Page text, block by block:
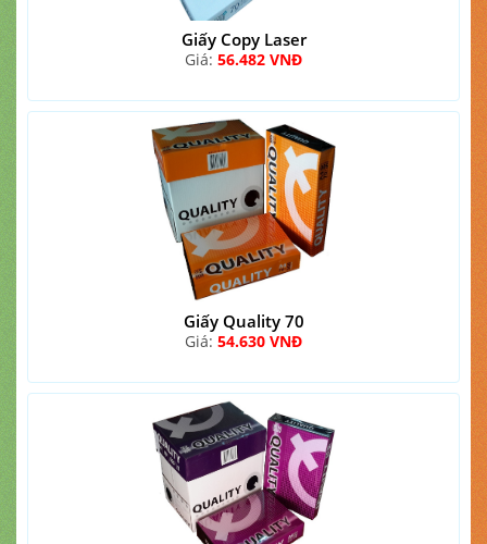
Giấy Copy Laser
Giá: 56.482 VNĐ
Giấy Quality 70
Giá: 54.630 VNĐ